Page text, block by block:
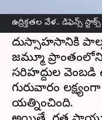
ఉద్రిక్తతల వేళ.. డిఫెన్స్‌
భారత దేశం
'ఆపరేషన్‌ సిందూర్‌
దుస్సాహసానికి
జమ్మూ
సరిహద్దుల వెంబడి
గురువారం
యత్నించింది.